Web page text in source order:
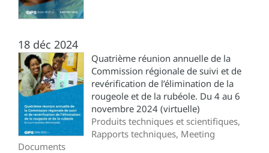
18 déc 2024
Quatrième réunion annuelle de la
Commission régionale de suivi et de
revérification de l’élimination de la
rougeole et de la rubéole. Du 4 au 6
novembre 2024 (virtuelle)
Produits techniques et scientifiques,
Rapports techniques, Meeting
Documents